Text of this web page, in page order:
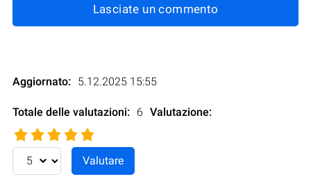
Lasciate un commento
Aggiornato: 5.12.2025 15:55
Totale delle valutazioni: 6 Valutazione: